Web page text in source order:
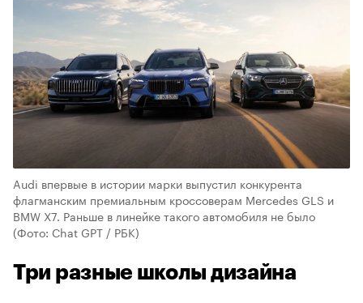
Audi впервые в истории марки выпустил конкурента
флагманским премиальным кроссоверам Mercedes GLS и
BMW X7. Раньше в линейке такого автомобиля не было
(Фото: Chat GPT / РБК)
Три разные школы дизайна